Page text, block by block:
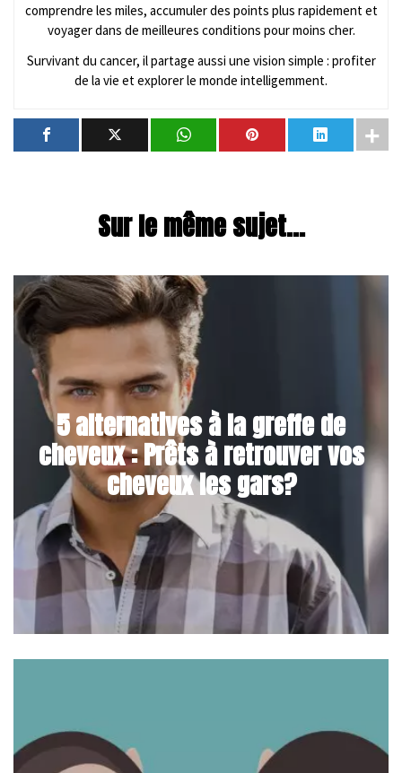
comprendre les miles, accumuler des points plus rapidement et
voyager dans de meilleures conditions pour moins cher.
Survivant du cancer, il partage aussi une vision simple : profiter
de la vie et explorer le monde intelligemment.
Sur le même sujet...
5 alternatives à la greffe de
cheveux : Prêts à retrouver vos
cheveux les gars?